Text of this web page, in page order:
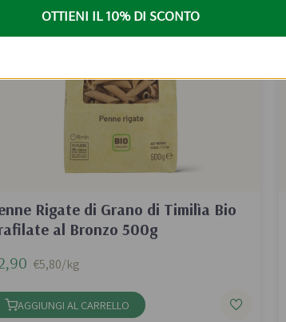
Rigate di Grano di Timilìa Bio
al Bronzo 500g
€5,80/kg
AGGIUNGI AL CARRELLO
OTTIENI IL 10% DI SCONTO